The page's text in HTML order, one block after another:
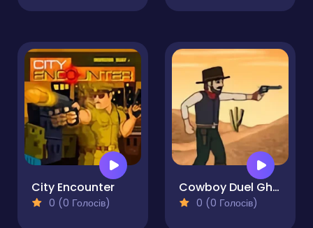
City Encounter
0 (0 Голосів)
Cowboy Duel Ghost
0 (0 Голосів)